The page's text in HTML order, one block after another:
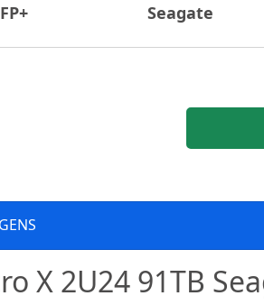
Seagate
X 2U24 91TB